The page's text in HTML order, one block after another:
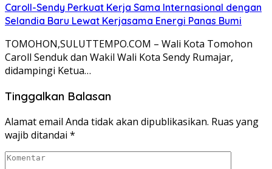
Caroll-Sendy Perkuat Kerja Sama Internasional dengan
Selandia Baru Lewat Kerjasama Energi Panas Bumi
TOMOHON,SULUTTEMPO.COM – Wali Kota Tomohon
Caroll Senduk dan Wakil Wali Kota Sendy Rumajar,
didampingi Ketua…
Tinggalkan Balasan
Alamat email Anda tidak akan dipublikasikan. Ruas yang
wajib ditandai *